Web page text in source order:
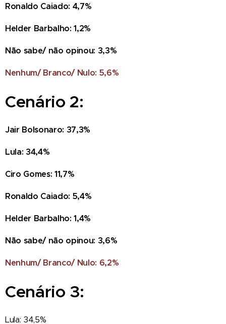
Ronaldo Caiado: 4,7%
Helder Barbalho: 1,2%
Não sabe/ não opinou: 3,3%
Nenhum/ Branco/ Nulo: 5,6%
Cenário 2:
Jair Bolsonaro: 37,3%
Lula: 34,4%
Ciro Gomes: 11,7%
Ronaldo Caiado: 5,4%
Helder Barbalho: 1,4%
Não sabe/ não opinou: 3,6%
Nenhum/ Branco/ Nulo: 6,2%
Cenário 3:
Lula: 34,5%